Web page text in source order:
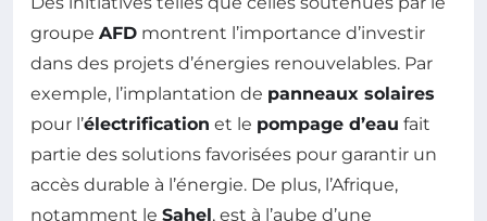
groupe AFD montrent l’importance d’investir
dans des projets d’énergies renouvelables. Par
exemple, l’implantation de panneaux solaires
pour l’électrification et le pompage d’eau fait
partie des solutions favorisées pour garantir un
accès durable à l’énergie. De plus, l’Afrique,
notamment le Sahel, est à l’aube d’une